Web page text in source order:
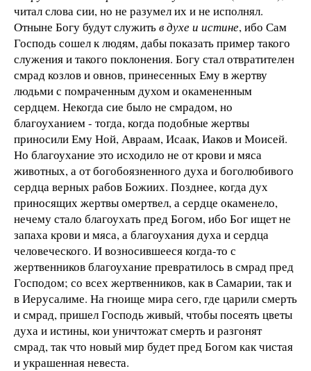
читал слова сии, но не разумел их и не исполнял.
Отныне Богу будут служитьв духе и истине, ибо Сам
Господь сошел к людям, дабы показать пример такого
служения и такого поклонения. Богу стал отвратителен
смрад козлов и овнов, принесенных Ему в жертву
людьми с помраченным духом и окамененным
сердцем. Некогда сие было не смрадом, но
благоуханием - тогда, когда подобные жертвы
приносили Ему Ной, Авраам, Исаак, Иаков и Моисей.
Но благоухание это исходило не от крови и мяса
животных, а от богобоязненного духа и боголюбивого
сердца верных рабов Божиих. Позднее, когда дух
приносящих жертвы омертвел, а сердце окаменело,
нечему стало благоухать пред Богом, ибо Бог ищет не
запаха крови и мяса, а благоухания духа и сердца
человеческого. И возносившееся когда-то с
жертвенников благоухание превратилось в смрад пред
Господом; со всех жертвенников, как в Самарии, так и
в Иерусалиме. На гноище мира сего, где царили смерть
и смрад, пришел Господь живый, чтобы посеять цветы
духа и истины, кои уничтожат смерть и разгонят
смрад, так что новый мир будет пред Богом как чистая
и украшенная невеста.